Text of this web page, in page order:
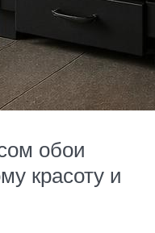
обои
красоту и